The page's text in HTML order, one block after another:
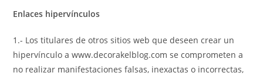
Enlaces hipervínculos
1.- Los titulares de otros sitios web que deseen crear un
hipervínculo a www.decorakelblog.com se comprometen a
no realizar manifestaciones falsas, inexactas o incorrectas,